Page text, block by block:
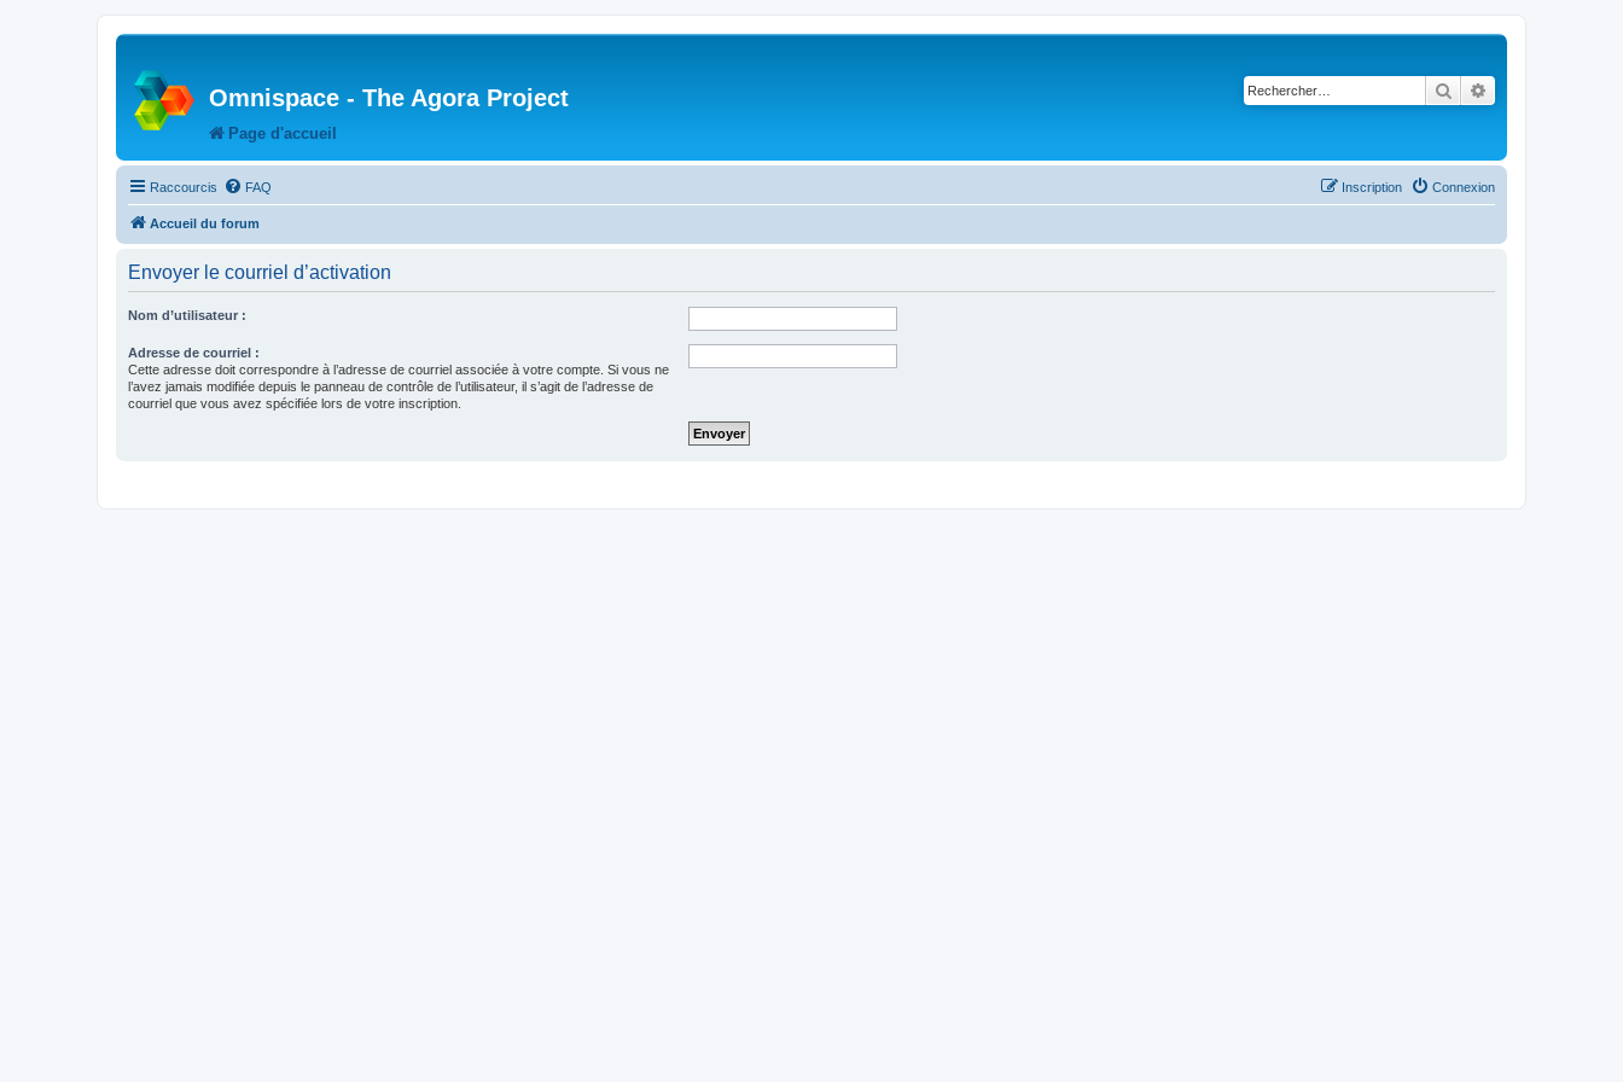
Omnispace - The Agora Project
Page d'accueil
Rechercher
Raccourcis FAQ Connexion
Inscription
Accueil du forum
Envoyer le courriel d’activation
Nom d’utilisateur :
Adresse de courriel :
Cette adresse doit correspondre à l’adresse de courriel associée à votre compte. Si vous ne
l’avez jamais modifiée depuis le panneau de contrôle de l’utilisateur, il s’agit de l’adresse de
courriel que vous avez spécifiée lors de votre inscription.